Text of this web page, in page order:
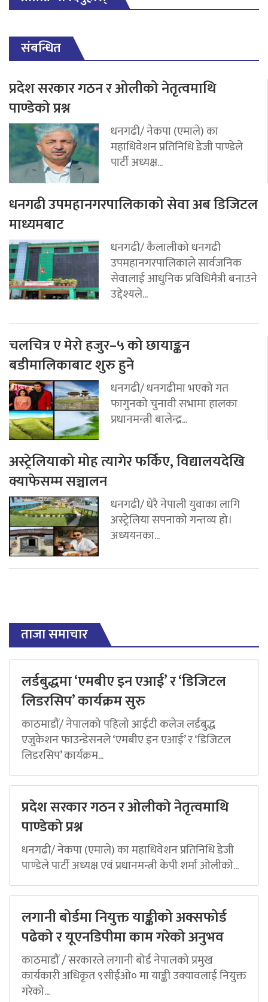
संबन्धित
प्रदेश सरकार गठन र ओलीको नेतृत्वमाथि
पाण्डेको प्रश्न
धनगढी/ नेकपा (एमाले) का
महाधिवेशन प्रतिनिधि डेजी पाण्डेले
पार्टी अध्यक्ष...
धनगढी उपमहानगरपालिकाको सेवा अब डिजिटल
माध्यमबाट
धनगढी/ कैलालीको धनगढी
उपमहानगरपालिकाले सार्वजनिक
सेवालाई आधुनिक प्रविधिमैत्री बनाउने
उद्देश्यले...
चलचित्र ए मेरो हजुर–५ को छायाङ्कन
बडीमालिकाबाट शुरु हुने
धनगढी/ धनगढीमा भएको गत
फागुनको चुनावी सभामा हालका
प्रधानमन्त्री बालेन्द्र...
अस्ट्रेलियाको मोह त्यागेर फर्किए, विद्यालयदेखि
क्याफेसम्म सञ्चालन
धनगढी/ धेरै नेपाली युवाका लागि
अस्ट्रेलिया सपनाको गन्तव्य हो।
अध्ययनका...
ताजा समाचार
लर्डबुद्धमा ‘एमबीए इन एआई’ र ‘डिजिटल
लिडरसिप’ कार्यक्रम सुरु
काठमाडौं/ नेपालको पहिलो आईटी कलेज लर्डबुद्ध
एजुकेशन फाउन्डेसनले ‘एमबीए इन एआई’ र ‘डिजिटल
लिडरसिप’ कार्यक्रम...
प्रदेश सरकार गठन र ओलीको नेतृत्वमाथि
पाण्डेको प्रश्न
धनगढी/ नेकपा (एमाले) का महाधिवेशन प्रतिनिधि डेजी
पाण्डेले पार्टी अध्यक्ष एवं प्रधानमन्त्री केपी शर्मा ओलीको...
लगानी बोर्डमा नियुक्त याङ्कीको अक्सफोर्ड
पढेको र यूएनडिपीमा काम गरेको अनुभव
काठमाडौं / सरकारले लगानी बोर्ड नेपालको प्रमुख
कार्यकारी अधिकृत ९सीईओ० मा याङ्की उक्यावलाई नियुक्त
गरेको...